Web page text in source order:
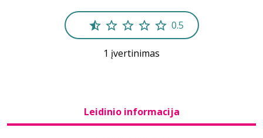
0.5
1 įvertinimas
Leidinio informacija